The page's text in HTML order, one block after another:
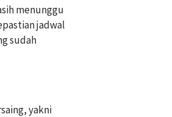
menunggu
jadwal
sudah
yakni